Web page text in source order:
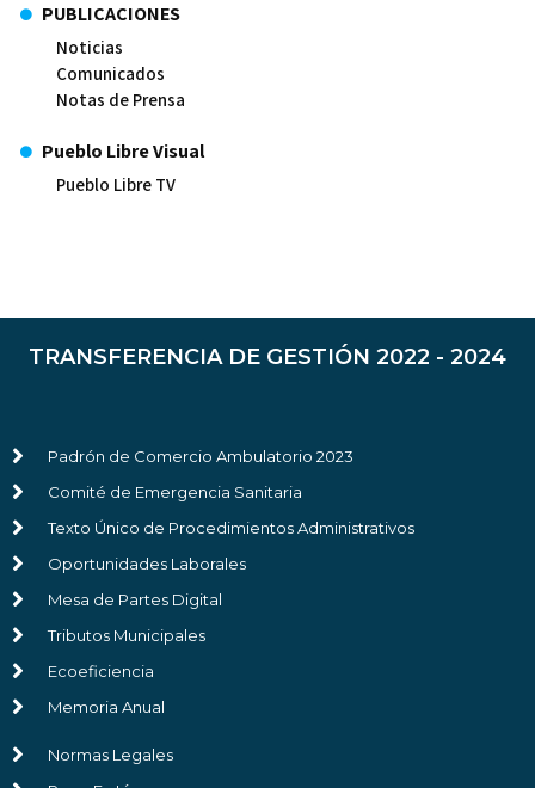
PUBLICACIONES
Noticias
Comunicados
Notas de Prensa
Pueblo Libre Visual
Pueblo Libre TV
TRANSFERENCIA DE GESTIÓN 2022 - 2024
Padrón de Comercio Ambulatorio 2023
Comité de Emergencia Sanitaria
Texto Único de Procedimientos Administrativos
Oportunidades Laborales
Mesa de Partes Digital
Tributos Municipales
Ecoeficiencia
Memoria Anual
Normas Legales